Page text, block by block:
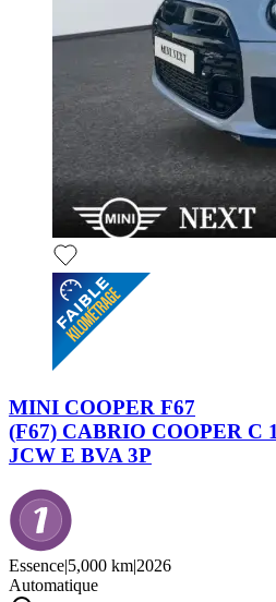
MINI COOPER F67
(F67) CABRIO COOPER C
JCW E BVA 3P
Essence|5,000 km|2026
Automatique